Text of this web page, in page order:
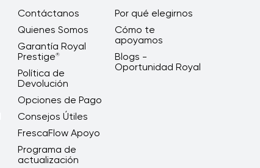
Contáctanos
Quienes Somos
Garantía Royal
Prestige®
Política de
Devolución
Opciones de Pago
Consejos Útiles
FrescaFlow Apoyo
Programa de
actualización
Por qué elegirnos
Cómo te
apoyamos
Blogs -
Oportunidad Royal